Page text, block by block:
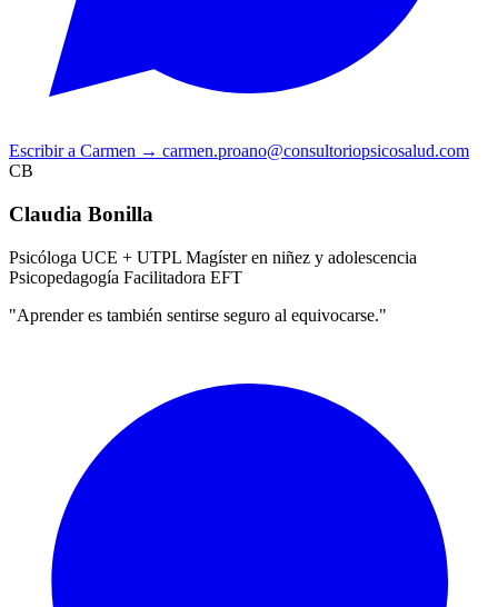
Escribir a Carmen → carmen.proano@consultoriopsicosalud.com
CB
Claudia Bonilla
Psicóloga UCE + UTPL Magíster en niñez y adolescencia
Psicopedagogía Facilitadora EFT
"Aprender es también sentirse seguro al equivocarse."